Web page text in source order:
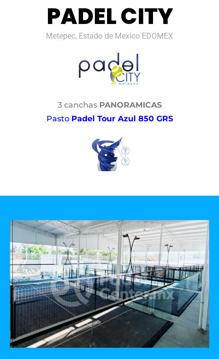
PADEL CITY
Metepec, Estado de Mexico EDOMEX
3 canchas PANORAMICAS
Pasto Padel Tour Azul 850 GRS